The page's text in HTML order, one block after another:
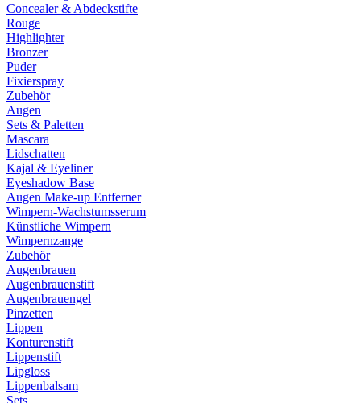
Concealer & Abdeckstifte
Rouge
Highlighter
Bronzer
Puder
Fixierspray
Zubehör
Augen
Sets & Paletten
Mascara
Lidschatten
Kajal & Eyeliner
Eyeshadow Base
Augen Make-up Entferner
Wimpern-Wachstumsserum
Künstliche Wimpern
Wimpernzange
Zubehör
Augenbrauen
Augenbrauenstift
Augenbrauengel
Pinzetten
Lippen
Konturenstift
Lippenstift
Lipgloss
Lippenbalsam
Sets